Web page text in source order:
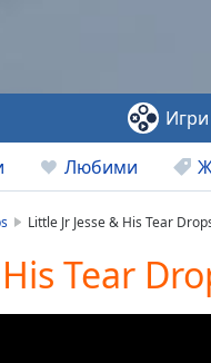
Любими
Игри
Little Jr Jesse & His Tear
Tear